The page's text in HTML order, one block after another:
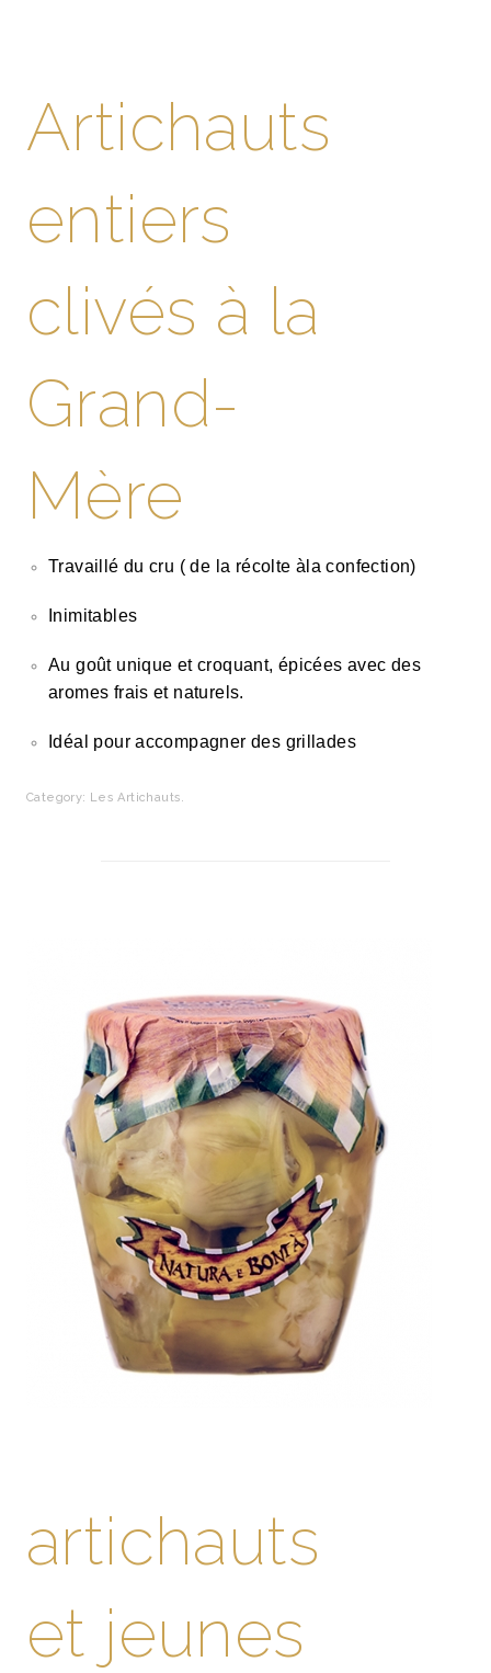
Artichauts
entiers
clivés à la
Grand-
Mère
Travaillé du cru ( de la récolte àla confection)
Inimitables
Au goût unique et croquant, épicées avec des
aromes frais et naturels.
Idéal pour accompagner des grillades
Category: Les Artichauts.
artichauts
et jeunes